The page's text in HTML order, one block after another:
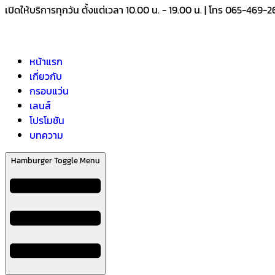
เปิดให้บริการทุกวัน ตั้งแต่เวลา 10.00 น. - 19.00 น. | โทร 065-469-
หน้าแรก
เกี่ยวกับ
กรอบแว่น
เลนส์
โปรโมชัน
บทความ
Hamburger Toggle Menu